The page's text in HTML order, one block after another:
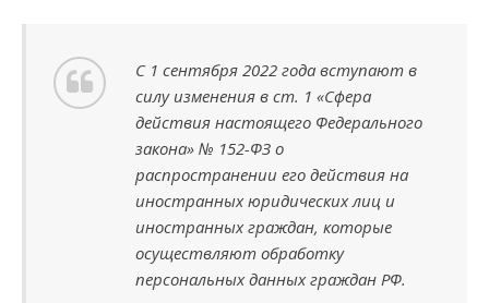
С 1 сентября 2022 года вступают в
силу изменения в ст. 1 «Сфера
действия настоящего Федерального
закона» № 152-ФЗ о
распространении его действия на
иностранных юридических лиц и
иностранных граждан, которые
осуществляют обработку
персональных данных граждан РФ.